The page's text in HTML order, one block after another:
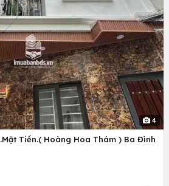
4
Tiền.( Hoàng Hoa Thám ) Ba Đình